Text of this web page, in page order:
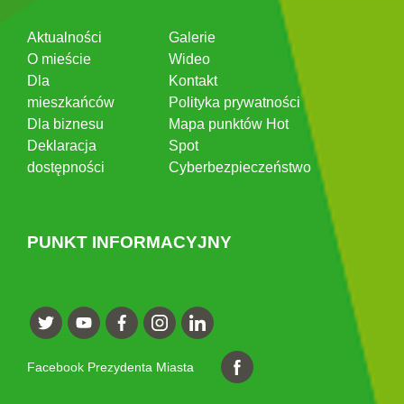
Aktualności
O mieście
Dla
mieszkańców
Dla biznesu
Deklaracja
dostępności
Galerie
Wideo
Kontakt
Polityka prywatności
Mapa punktów Hot
Spot
Cyberbezpieczeństwo
PUNKT INFORMACYJNY
Facebook Prezydenta Miasta